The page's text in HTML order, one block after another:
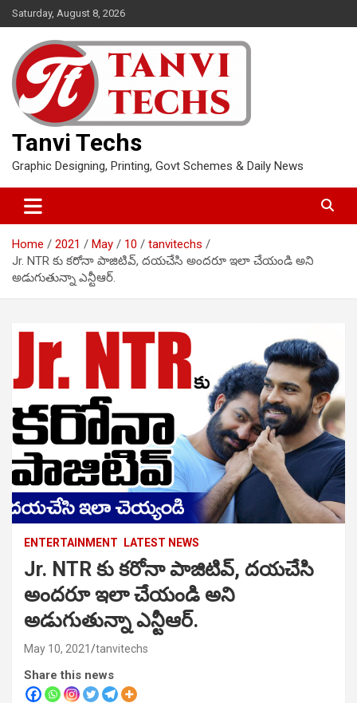
Skip
to
content
Saturday, August 8, 2026
Tanvi Techs
Graphic Designing, Printing, Govt Schemes & Daily News
Home 2021 May 10
tanvitechs
Jr. NTR కు కరోనా పాజిటివ్, దయచేసి అందరూ ఇలా చేయండి అని
అడుగుతున్నా ఎన్టీఆర్.
ENTERTAINMENT LATEST NEWS
Jr. NTR కు కరోనా పాజిటివ్, దయచేసి
అందరూ ఇలా చేయండి అని
అడుగుతున్నా ఎన్టీఆర్.
May 10, 2021 tanvitechs
Share this news